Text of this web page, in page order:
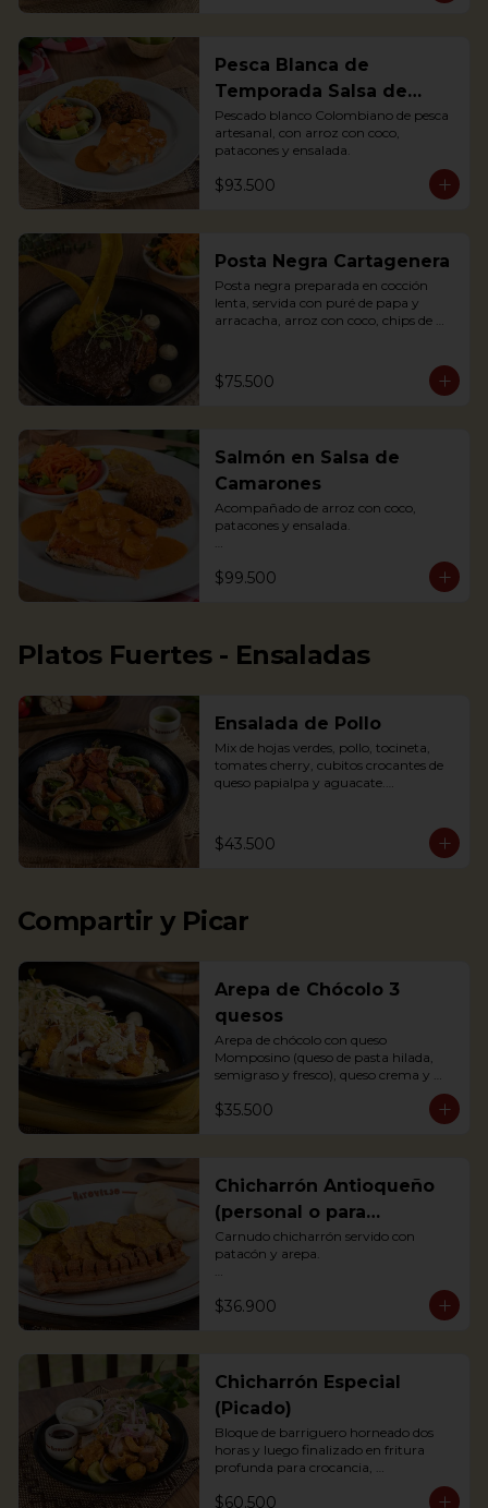
Pesca Blanca de
Temporada Salsa de
Camarones
Pescado blanco Colombiano de pesca
artesanal, con arroz con coco,
patacones y ensalada.
$93.500
Posta Negra Cartagenera
Posta negra preparada en cocción
lenta, servida con puré de papa y
arracacha, arroz con coco, chips de
served with mashed potatoes and
arracacha, rice with coconut, plantain
$75.500
Salmón en Salsa de
Camarones
Acompañado de arroz con coco,
patacones y ensalada.
Nota: la salsa de este plato cambió a la
de la foto, de tener crema de leche a
Salmon in shrimp sauce accompanied
$99.500
Platos Fuertes - Ensaladas
Ensalada de Pollo
Mix de hojas verdes, pollo, tocineta,
tomates cherry, cubitos crocantes de
queso papialpa y aguacate.
papialpa cheese and avocado.
$43.500
Compartir y Picar
Arepa de Chócolo 3
quesos
Arepa de chócolo con queso
Momposino (queso de pasta hilada,
semigraso y fresco), queso crema y
Sweet corn Arepa with 3 types of
$35.500
Chicharrón Antioqueño
(personal o para
compartir)
Carnudo chicharrón servido con
patacón y arepa.
patacón y arepa.
plantain and arepa
$36.900
Chicharrón Especial
(Picado)
Bloque de barriguero horneado dos
horas y luego finalizado en fritura
profunda para crocancia,
cebolla acevichada y reducción de
$60.500